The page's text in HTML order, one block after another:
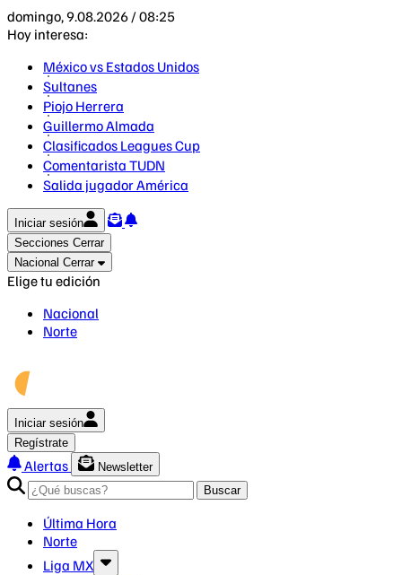
domingo, 9.08.2026 / 08:25
Hoy interesa:
México vs Estados Unidos
Sultanes
Piojo Herrera
Guillermo Almada
Clasificados Leagues Cup
Comentarista TUDN
Salida jugador América
Iniciar sesión
Secciones Cerrar
Nacional Cerrar
Elige tu edición
Nacional
Norte
Iniciar sesión
Regístrate
Alertas
Newsletter
Buscar
Última Hora
Norte
Liga MX